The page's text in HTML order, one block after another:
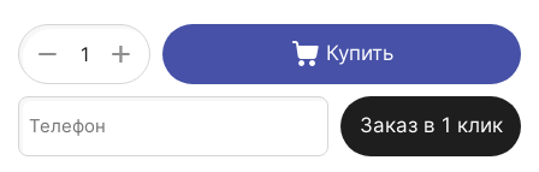
+
− Купить
Заказ в 1 клик